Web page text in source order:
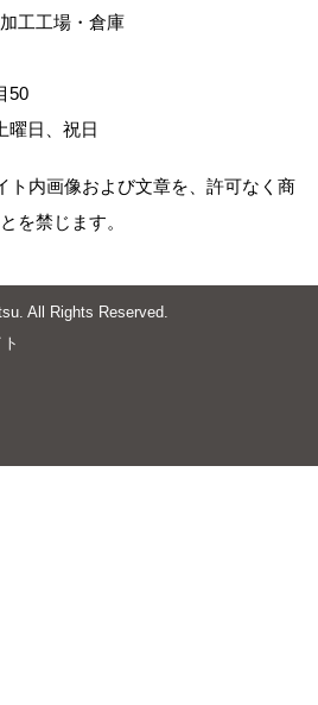
工工場・倉庫
50
曜日、祝日
ト内画像および文章を、許可なく商
を禁じます。
All Rights Reserved.